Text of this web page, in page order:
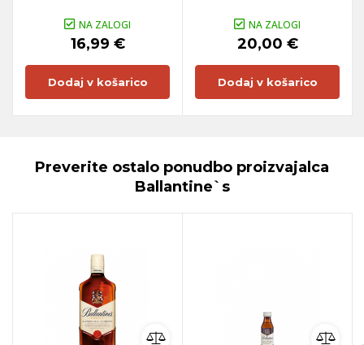
NA ZALOGI
16,99 €
Dodaj v košarico
NA ZALOGI
20,00 €
Dodaj v košarico
Preverite ostalo ponudbo proizvajalca
Ballantine`s